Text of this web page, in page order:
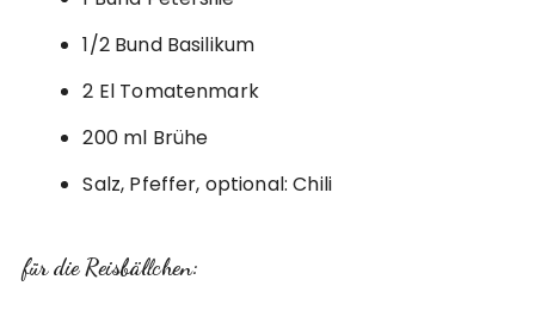
1/2 Bund Basilikum
2 El Tomatenmark
200 ml Brühe
Salz, Pfeffer, optional: Chili
für die Reisbällchen: